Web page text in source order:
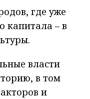
где уже
капитала – в
власти
в том
и